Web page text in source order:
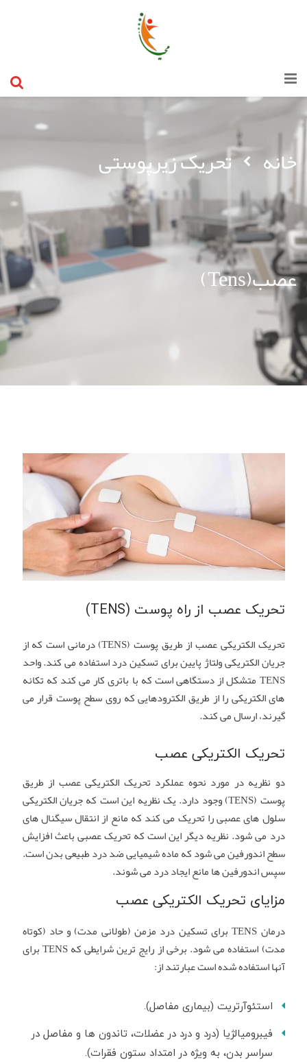
خانه تحریک زیرپوستی
عصب(Tens)
تحریک عصب از راه پوست (TENS)
تحریک الکتریکی عصب از طریق پوست (TENS) درمانی است که از
جریان الکتریکی ولتاژ پایین برای تسکین درد استفاده می کند. واحد
TENS متشکل از دستگاهی است که با باتری کار می کند که تکانه
های الکتریکی را از طریق الکترودهایی که روی سطح پوست قرار می
گیرند، ارسال می کند.
تحریک الکتریکی عصب
دو نظریه در مورد نحوه عملکرد تحریک الکتریکی عصب از طریق
پوست (TENS) وجود دارد. یک نظریه این است که جریان الکتریکی
سلول های عصبی را تحریک می کند که مانع از انتقال سیگنال های
درد می شود. نظریه دیگر این است که تحریک عصبی باعث افزایش
سطح اندورفین می شود که ماده شیمیایی ضد درد طبیعی بدن است.
سپس اندورفین ها مانع ایجاد درد می شوند.
مزایای تحریک الکتریکی عصب
درمان TENS برای تسکین درد مزمن (طولانی مدت) و حاد (کوتاه
مدت) استفاده می شود. برخی از رایج ترین شرایطی که TENS برای
آنها استفاده شده است عبارتند از:
استئوآرتریت (بیماری مفاصل).
فیبرومیالژیا (درد و درد در عضلات، تاندون ها و مفاصل در
سراسر بدن، به ویژه در امتداد ستون فقرات).